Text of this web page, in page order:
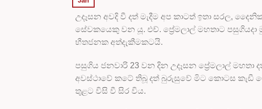
උදෑසන අවදි වී දත් මැදීම අප කාටත් ඉතා සරල,
සේවකයෙකු වන යූ. එච්. ප්‍රේමලාල් මහතාට
භීතජනක අත්දැකීමකටයි.
පසුගිය ජනවාරි 23 වන දින උදෑසන ප්‍රේමලාල්
අවස්ථාවේ කටේ තිබූ දත් බුරුසුවේ මිට කොටස
තුළට විසි වී සිර විය.